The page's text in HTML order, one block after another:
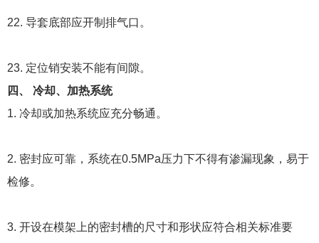
22. 导套底部应开制排气口。
23. 定位销安装不能有间隙。
四、 冷却、加热系统
1. 冷却或加热系统应充分畅通。
2. 密封应可靠，系统在0.5MPa压力下不得有渗漏现象，易于
检修。
3. 开设在模架上的密封槽的尺寸和形状应符合相关标准要